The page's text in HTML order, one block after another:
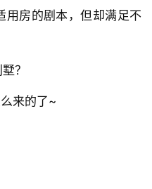
用房的剧本，但却满足不
？
来的了~